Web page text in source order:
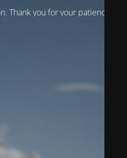
Thank you for your patience!